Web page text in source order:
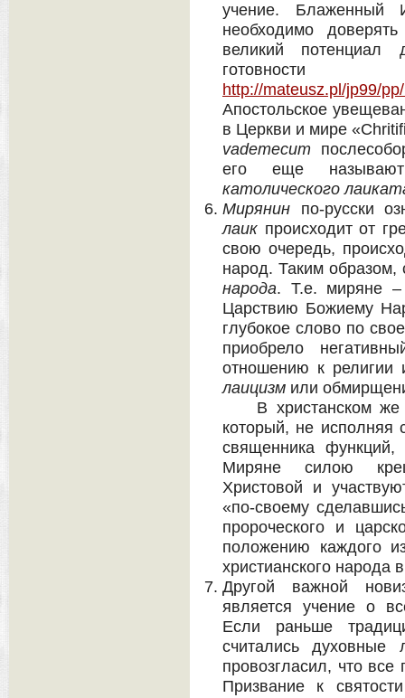
учение. Блаженный
необходимо
великий потенциал
http://mateusz.pl/jp99/
Апостольское
в Церкви и мире
vademecum
его еще
католического
Мирянин по-русски
лаик происходит от
свою очередь,
народ. Таким
народа. Т.е. миряне –
Царствию Божиему
глубокое слово по
приобрело
отношению к религии
лаицизм или
В христанском же
который, не исполняя
священника
Миряне силою
Христовой и
«по-своему
пророческого и
положению каждого
христианского народа
Другой важной
является учение о
Если раньше
считались
провозгласил, что
Призвание к